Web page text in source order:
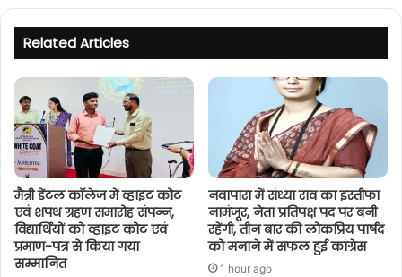
Related Articles
मैत्री डेंटल कॉलेज में व्हाइट कोट
एवं शपथ ग्रहण समारोह संपन्न,
विद्यार्थियों को व्हाइट कोट एवं
प्रमाण-पत्र से किया गया
सम्मानित
नवापारा में संध्या राव का इस्तीफा
नामंजूर, नेता प्रतिपक्ष पद पर बनी
रहेंगी, तीन बार की लोकप्रिय पार्षद
को मनाने में सफल हुई कांग्रेस
1 hour ago